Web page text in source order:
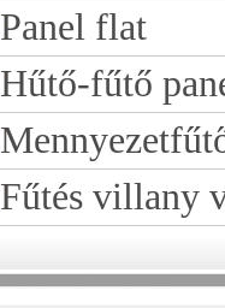
Panel flat
Hűtő-fűtő
Fűtés villany